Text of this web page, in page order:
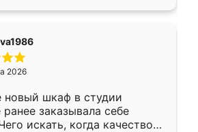
2026
новый шкаф в студии
ранее заказывала себе
искать, когда качеством